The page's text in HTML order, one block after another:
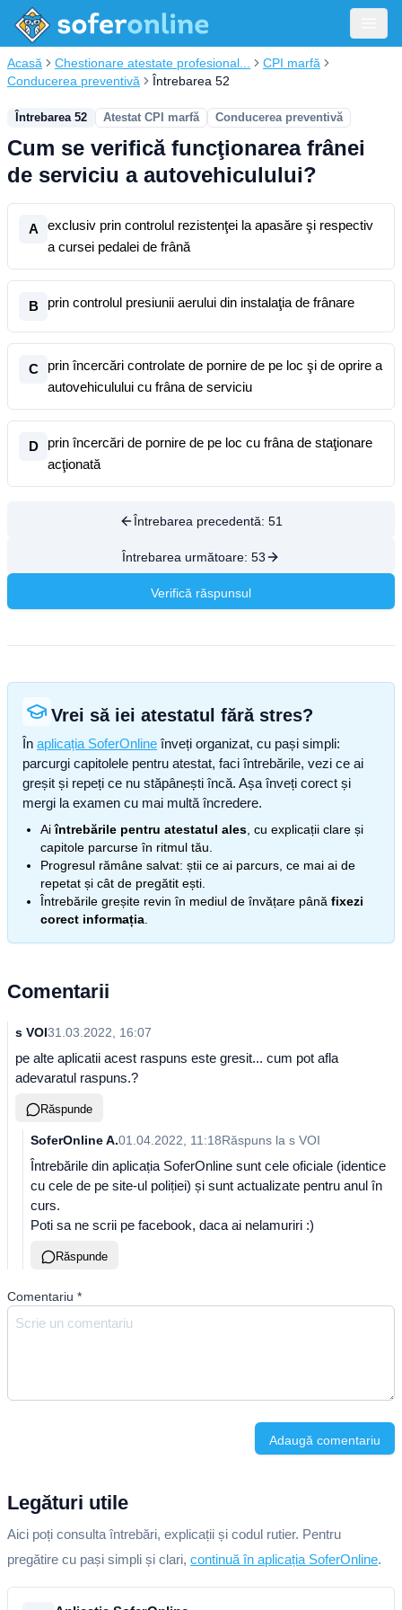
Acasă Chestionare atestate profesional...
CPI marfă
Conducerea preventivă
Întrebarea 52
Întrebarea 52 Atestat CPI marfă Conducerea preventivă
Cum se verifică funcţionarea frânei
de serviciu a autovehiculului?
A
exclusiv prin controlul rezistenţei la apasăre şi respectiv
a cursei pedalei de frână
B prin controlul presiunii aerului din instalaţia de frânare
C
prin încercări controlate de pornire de pe loc şi de oprire a
autovehiculului cu frâna de serviciu
D
prin încercări de pornire de pe loc cu frâna de staţionare
acţionată
Întrebarea precedentă: 51
Întrebarea următoare: 53
Verifică răspunsul
Vrei să iei atestatul fără stres?
În aplicația SoferOnline înveți organizat, cu pași simpli:
parcurgi capitolele pentru atestat, faci întrebările, vezi ce ai
greșit și repeți ce nu stăpânești încă. Așa înveți corect și
mergi la examen cu mai multă încredere.
Aiîntrebările pentru atestatul ales , cu explicații clare și
capitole parcurse în ritmul tău.
Progresul rămâne salvat: știi ce ai parcurs, ce mai ai de
repetat și cât de pregătit ești.
Întrebările greșite revin în mediul de învățare până fixezi
corect informația
Comentarii
s VOI31.03.2022, 16:07
pe alte aplicatii acest raspuns este gresit... cum pot afla
adevaratul raspuns.?
Răspunde
SoferOnline A.01.04.2022, 11:18Răspuns la s VOI
Întrebările din aplicația SoferOnline sunt cele oficiale (identice
cu cele de pe site-ul poliției) și sunt actualizate pentru anul în
curs.
Poti sa ne scrii pe facebook, daca ai nelamuriri :)
Răspunde
Comentariu *
Adaugă comentariu
Legături utile
Aici poți consulta întrebări, explicații și codul rutier. Pentru
pregătire cu pași simpli și clari, continuă în aplicația SoferOnline.